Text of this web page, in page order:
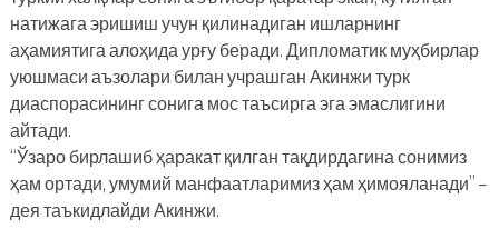
натижага эришиш учун қилинадиган ишларнинг
аҳамиятига алоҳида урғу беради. Дипломатик муҳбирлар
уюшмаси аъзолари билан учрашган Акинжи турк
диаспорасининг сонига мос таъсирга эга эмаслигини
айтади.
“Ўзаро бирлашиб ҳаракат қилган тақдирдагина сонимиз
ҳам ортади, умумий манфаатларимиз ҳам ҳимояланади” –
дея таъкидлайди Акинжи.